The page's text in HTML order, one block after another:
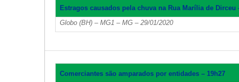
Estragos causados pela chuva na Rua Marília de Dirceu
Globo (BH) – MG1 – MG – 29/01/2020
Comerciantes são amparados por entidades – 19h27